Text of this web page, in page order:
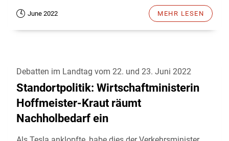
June 2022 MEHR LESEN
Debatten im Landtag vom 22. und 23. Juni 2022
Standortpolitik: Wirtschaftministerin
Hoffmeister-Kraut räumt
Nachholbedarf ein